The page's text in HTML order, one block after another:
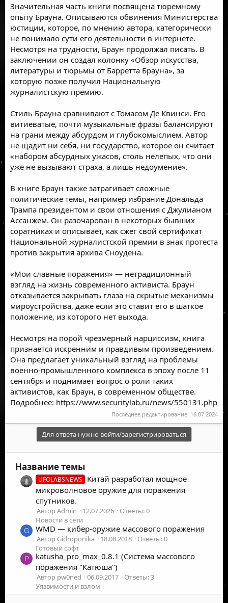
Значительная часть книги посвящена тюремному
опыту Брауна. Описываются обвинения Министерства
юстиции, которое, по мнению автора, категорически
не понимало сути его деятельности в интернете.
Несмотря на трудности, Браун продолжал писать. В
заключении он создал колонку «Обзор искусства,
литературы и тюрьмы от Барретта Брауна», за
которую позже получил Национальную
журналистскую премию.
Стиль Брауна сравнивают с Томасом Де Квинси. Его
витиеватые, почти музыкальные фразы балансируют
на грани между абсурдом и глубокомыслием. Автор
не щадит ни себя, ни государство, которое он считает
«набором абсурдных ужасов, столь нелепых, что они
уже не вызывают страха, а лишь недоумение».
В книге Браун также затрагивает сложные
политические темы, например избрание Дональда
Трампа президентом и свои отношения с Джулианом
Ассанжем. Он разочарован в некоторых бывших
соратниках и описывает, как сжег свой сертификат
Национальной журналистской премии в знак протеста
против закрытия архива Сноудена.
«Мои славные поражения» — нетрадиционный
взгляд на жизнь современного активиста. Браун
отказывается закрывать глаза на скрытые механизмы
мироустройства, даже если это ставит его в шаткое
положение, из которого нет выхода.
Несмотря на порой чрезмерный нарциссизм, книга
признается искренним и правдивым произведением.
Она предлагает уникальный взгляд на проблемы
военно-промышленного комплекса в эпоху после 11
сентября и поднимает вопрос о роли таких
активистов, как Браун, в современном обществе.
Подробнее: https://www.securitylab.ru/news/550131.php
Последнее редактирование: 16.07.2024
Для ответа нужно войти/зарегистрироваться
Название темы
UFOLABSNEWS
Китай разработал мощное
микроволновое оружие для поражения
спутников.
Автор Admin 12.07.2026
Ответы: 0
Новости в сети
G WMD — кибер-оружие массового поражения
Автор Gidroponika 18.08.2018
Ответы: 0
Готовый софт
P
katusha_pro_max_0.8.1 (Система массового
поражения "Катюша")
Автор pw0ned 06.09.2017
Ответы: 3
Уязвимости и взлом